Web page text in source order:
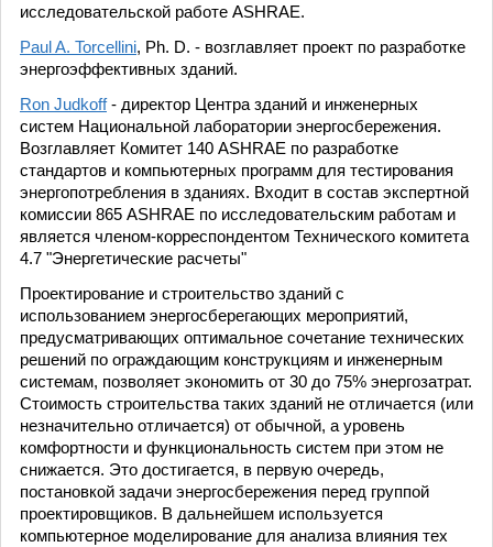
исследовательской работе ASHRAE.
Paul A. Torcellini, Ph. D. - возглавляет проект по разработке
энергоэффективных зданий.
Ron Judkoff- директор Центра зданий и инженерных
систем Национальной лаборатории энергосбережения.
Возглавляет Комитет 140 ASHRAE по разработке
стандартов и компьютерных программ для тестирования
энергопотребления в зданиях. Входит в состав экспертной
комиссии 865 ASHRAE по исследовательским работам и
является членом-корреспондентом Технического комитета
4.7 "Энергетические расчеты"
Проектирование и строительство зданий с
использованием энергосберегающих мероприятий,
предусматривающих оптимальное сочетание технических
решений по ограждающим конструкциям и инженерным
системам, позволяет экономить от 30 до 75% энергозатрат.
Стоимость строительства таких зданий не отличается (или
незначительно отличается) от обычной, а уровень
комфортности и функциональность систем при этом не
снижается. Это достигается, в первую очередь,
постановкой задачи энергосбережения перед группой
проектировщиков. В дальнейшем используется
компьютерное моделирование для анализа влияния тех